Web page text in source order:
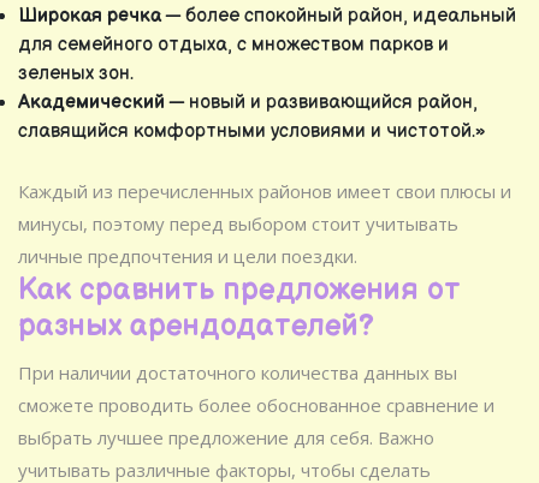
Широкая речка— более спокойный район, идеальный
для семейного отдыха, с множеством парков и
зеленых зон.
Академический — новый и развивающийся район,
славящийся комфортными условиями и чистотой.»
Каждый из перечисленных районов имеет свои плюсы и
минусы, поэтому перед выбором стоит учитывать
личные предпочтения и цели поездки.
Как сравнить предложения от
разных арендодателей?
При наличии достаточного количества данных вы
сможете проводить более обоснованное сравнение и
выбрать лучшее предложение для себя. Важно
учитывать различные факторы, чтобы сделать